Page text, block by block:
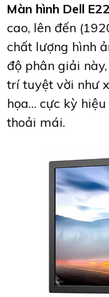
Màn hình Dell
cao, lên đến
chất lượng hình
độ phân giải
trí tuyệt vời như
họa… cực kỳ
thoải mái.